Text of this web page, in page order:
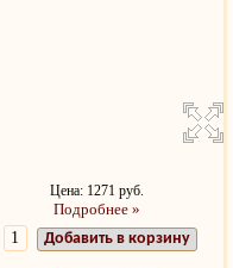
Цена: 1271 руб.
Подробнее »
Добавить в корзину